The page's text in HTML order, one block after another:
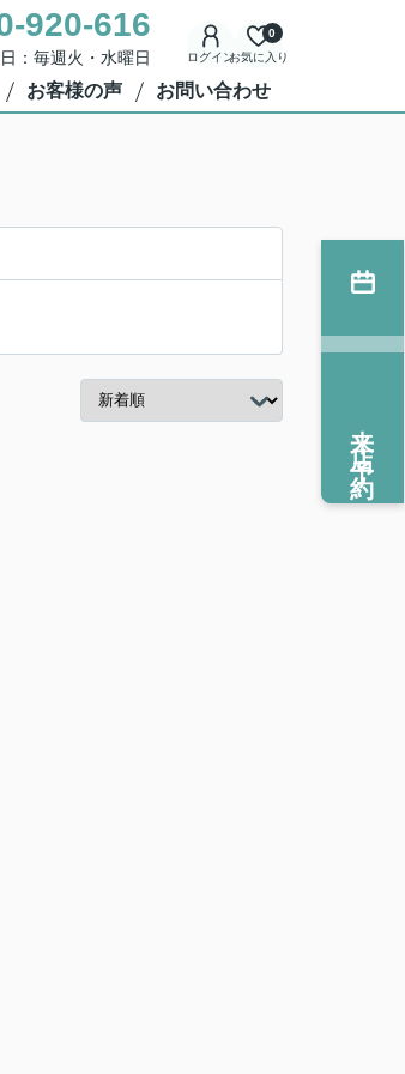
920-616
：毎週火・水曜日 ログインお気に入り
0
お客様の声 お問い合わせ
来店予約